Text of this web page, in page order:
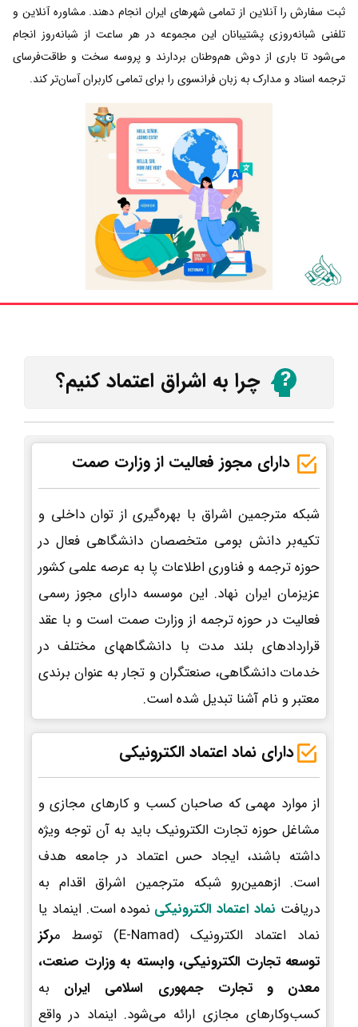
ثبت سفارش را آنلاین از تمامی شهرهای ایران انجام دهند. مشاوره آنلاین و
تلفنی شبانه‌روزی پشتیبانان این مجموعه در هر ساعت از شبانه‌روز انجام
می‌شود تا باری از دوش هم‌وطنان بردارند و پروسه سخت و طاقت‌فرسای
ترجمه اسناد و مدارک به زبان فرانسوی را برای تمامی کاربران آسان‌تر کند.
چرا به اشراق اعتماد کنیم؟
دارای مجوز فعالیت از وزارت صمت
شبکه مترجمین اشراق با بهره‌گیری از توان داخلی و
تکیه‌بر دانش بومی متخصصان دانشگاهی فعال در
حوزه ترجمه و فناوری اطلاعات پا به عرصه علمی کشور
عزیزمان ایران نهاد. این موسسه دارای مجوز رسمی
فعالیت در حوزه ترجمه از وزارت صمت است و با عقد
قراردادهای بلند مدت با دانشگاههای مختلف در
خدمات دانشگاهی، صنعتگران و تجار به عنوان برندی
معتبر و نام آشنا تبدیل شده است.
دارای نماد اعتماد الکترونیکی
از موارد مهمی که صاحبان کسب و کارهای مجازی و
مشاغل حوزه تجارت الکترونیک باید به آن توجه ویژه
داشته باشند، ایجاد حس اعتماد در جامعه هدف
است. ازهمین‌رو شبکه مترجمین اشراق اقدام به
دریافت نماد اعتماد الکترونیکی نموده است. اینماد یا
نماد اعتماد الکترونیک (E-Namad) توسط م
رکز
توسعه تجارت الکترونیکی، وابسته به وزارت صنعت،
معدن و تجارت جمهوری اسلامی ایران به
کسب‌وکارهای مجازی ارائه می‌شود. اینماد در واقع